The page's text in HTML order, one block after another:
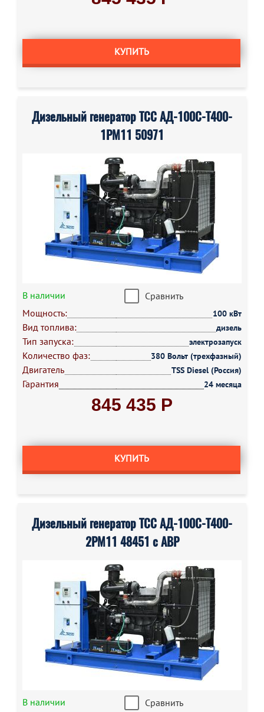
КУПИТЬ
Дизельный генератор ТСС АД-100С-Т400-
1РМ11 50971
В наличии
Сравнить
Мощность:
100 кВт
Вид топлива: дизель
Тип запуска: электрозапуск
Количество фаз: 380 Вольт (трехфазный)
Двигатель TSS Diesel (Россия)
Гарантия 24 месяца
845 435 Р
КУПИТЬ
Дизельный генератор ТСС АД-100С-Т400-
2РМ11 48451 с АВР
В наличии
Сравнить